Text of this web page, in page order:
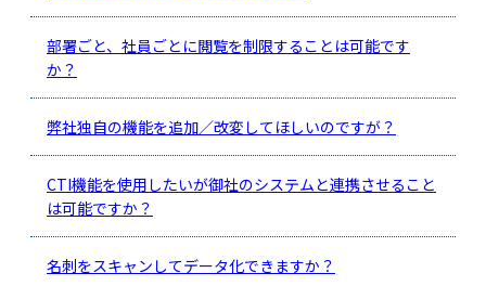
部署ごと、社員ごとに閲覧を制限することは可能です
か？
弊社独自の機能を追加／改変してほしいのですが？
CTI機能を使用したいが御社のシステムと連携させること
は可能ですか？
名刺をスキャンしてデータ化できますか？